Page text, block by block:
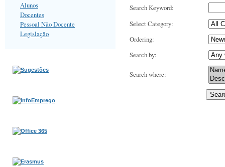
Search Keyword:
Select Category:
Ordering:
Search by:
Search where:
Alunos
Docentes
Pessoal Não Docente
Legislação